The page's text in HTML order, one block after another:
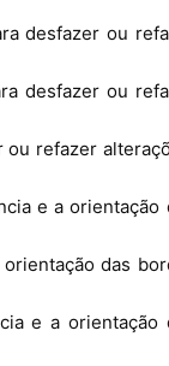
desfazer ou
desfazer ou
ou refazer
e a orientação
das
e a orientação